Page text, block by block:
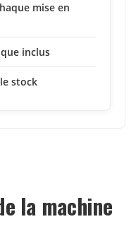
mise en
inclus
stock
la machine